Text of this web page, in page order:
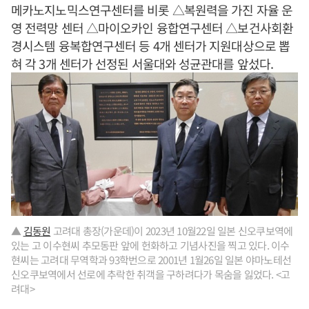
메카노지노믹스연구센터를 비롯 △복원력을 가진 자율 운
영 전력망 센터 △마이오카인 융합연구센터 △보건사회환
경시스템 융복합연구센터 등 4개 센터가 지원대상으로 뽑
혀 각 3개 센터가 선정된 서울대와 성균관대를 앞섰다.
▲ 김동원 고려대 총장(가운데)이 2023년 10월22일 일본 신오쿠보역에
있는 고 이수현씨 추모동판 앞에 헌화하고 기념사진을 찍고 있다. 이수
현씨는 고려대 무역학과 93학번으로 2001년 1월26일 일본 야마노테선
신오쿠보역에서 선로에 추락한 취객을 구하려다가 목숨을 잃었다. <고
려대>